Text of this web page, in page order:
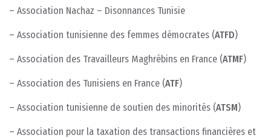
– Association Nachaz – Disonnances Tunisie
– Association tunisienne des femmes démocrates (ATFD)
– Association des Travailleurs Maghrébins en France (ATMF)
– Association des Tunisiens en France (ATF)
– Association tunisienne de soutien des minorités (ATSM)
– Association pour la taxation des transactions financières et